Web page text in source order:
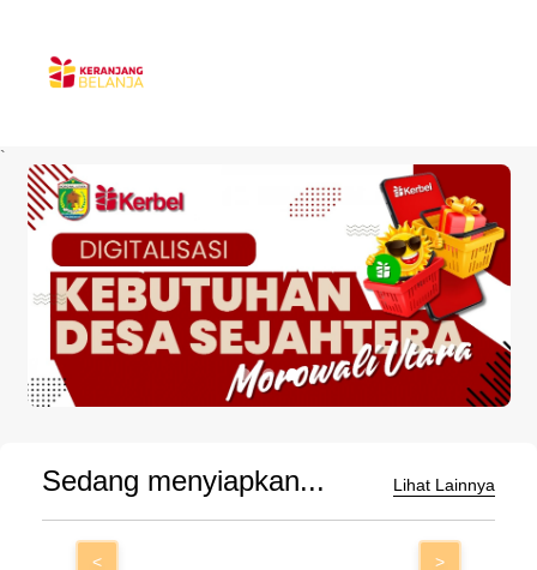
`
Sedang menyiapkan... Lihat Lainnya
< >